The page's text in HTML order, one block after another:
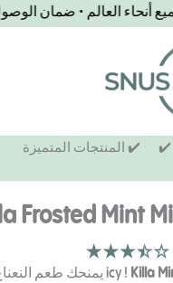
أنحاء العالم • ضمان
✔️ المنتجات المتميزة
Frosted Mint
Killa
يمنحك طعم